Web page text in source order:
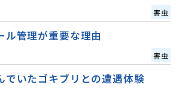
害虫
ル管理が重要な理由
害虫
でいたゴキブリとの遭遇体験